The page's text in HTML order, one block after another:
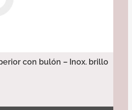
con bulón – Inox. brillo